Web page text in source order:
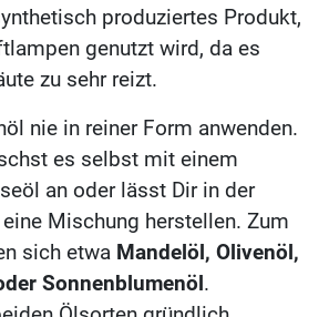
produziertes Produkt,
genutzt wird, da es
zu sehr reizt.
nie in reiner Form anwenden.
es selbst mit einem
an oder lässt Dir in der
Mischung herstellen. Zum
sich etwa Mandelöl, Olivenöl,
Sonnenblumenöl.